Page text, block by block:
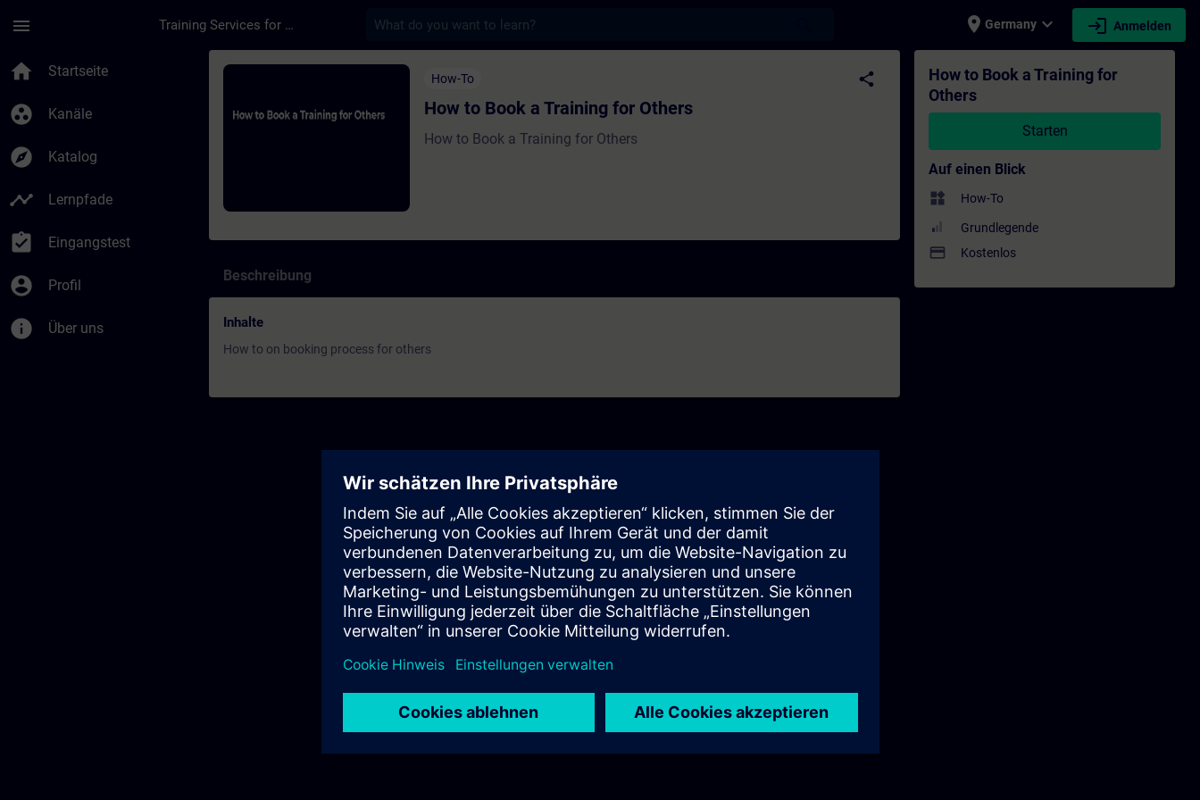
menu Training Services for Digital Industries place Germany expand_more login Anmelden
home Startseite
group_work Kanäle
explore Katalog
timeline Lernpfade
assignment_turned_in Eingangstest
account_circle Profil
info Über uns
Kurs - How to Book a Training for Others - Training - Schulung - Weiterbildung | SITRAIN
How-To share
How to Book a Training for Others
How to Book a Training for Others
Beschreibung
Inhalte
How to on booking process for others
How to Book a Training for
Others
Starten
Auf einen Blick
widgets How-To
Grundlegende
payment Kostenlos